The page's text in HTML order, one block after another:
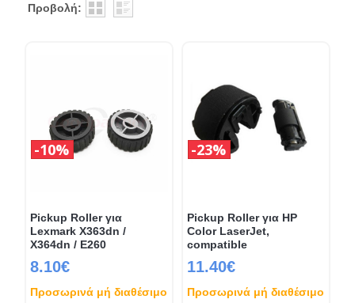
Προβολή:
Pickup Roller για
Lexmark X363dn /
X364dn / E260
8.10€
10%
Προσωρινά μή διαθέσιμο
Pickup Roller για HP
Color LaserJet,
compatible
11.40€
23%
Προσωρινά μή διαθέσιμο